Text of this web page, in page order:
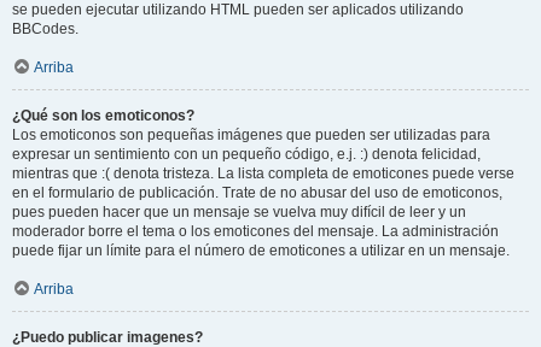
se pueden ejecutar utilizando HTML pueden ser aplicados utilizando
BBCodes.
Arriba
¿Qué son los emoticonos?
Los emoticonos son pequeñas imágenes que pueden ser utilizadas para
expresar un sentimiento con un pequeño código, e.j. :) denota felicidad,
mientras que :( denota tristeza. La lista completa de emoticones puede verse
en el formulario de publicación. Trate de no abusar del uso de emoticonos,
pues pueden hacer que un mensaje se vuelva muy difícil de leer y un
moderador borre el tema o los emoticones del mensaje. La administración
puede fijar un límite para el número de emoticones a utilizar en un mensaje.
Arriba
¿Puedo publicar imagenes?